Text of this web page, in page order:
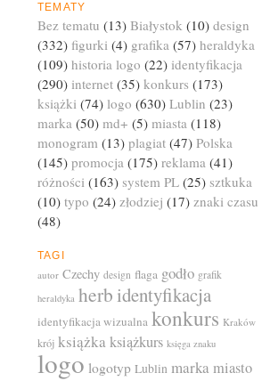
TEMATY
Bez tematu (13) Białystok (10) design
(332) figurki (4) grafika (57) heraldyka
(109) historia logo (22) identyfikacja
(290) internet (35) konkurs (173)
książki (74) logo (630) Lublin (23)
marka (50) md+ (5) miasta (118)
monogram (13) plagiat (47) Polska
(145) promocja (175) reklama (41)
różności (163) system PL (25) sztkuka
(10) typo (24) złodziej (17) znaki czasu
(48)
TAGI
autor Czechy design flaga godło grafik
heraldyka herb identyfikacja
identyfikacja wizualna konkurs Kraków
krój książka książkurs księga znaku
logo logotyp Lublin marka miasto